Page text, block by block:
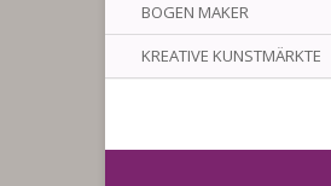
BOGEN MAKER
KREATIVE KUNSTMÄRKTE